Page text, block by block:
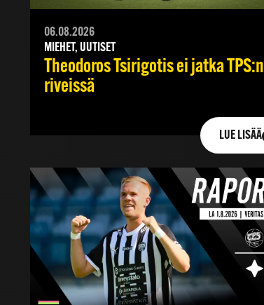
06.08.2026
MIEHET, UUTISET
Theodoros Tsirigotis ei jatka TPS:n
riveissä
LUE LISÄÄ